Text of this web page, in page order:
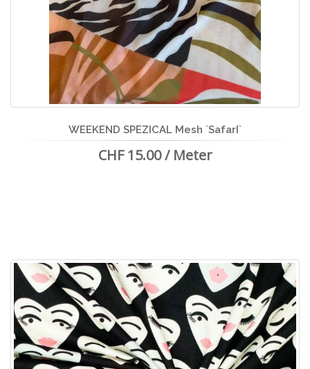
WEEKEND SPEZICAL Mesh `SafarI`
CHF 15.00 / Meter